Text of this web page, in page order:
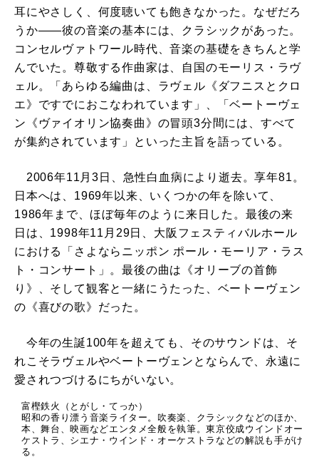
耳にやさしく、何度聴いても飽きなかった。なぜだろ
うか――彼の音楽の基本には、クラシックがあった。
コンセルヴァトワール時代、音楽の基礎をきちんと学
んでいた。尊敬する作曲家は、自国のモーリス・ラヴ
ェル。「あらゆる編曲は、ラヴェル《ダフニスとクロ
エ》ですでにおこなわれています」、「ベートーヴェ
ン《ヴァイオリン協奏曲》の冒頭3分間には、すべて
が集約されています」といった主旨を語っている。
2006年11月3日、急性白血病により逝去。享年81。
日本へは、1969年以来、いくつかの年を除いて、
1986年まで、ほぼ毎年のように来日した。最後の来
日は、1998年11月29日、大阪フェスティバルホール
における「さよならニッポン ポール・モーリア・ラス
ト・コンサート」。最後の曲は《オリーブの首飾
り》、そして観客と一緒にうたった、ベートーヴェン
の《喜びの歌》だった。
今年の生誕100年を超えても、そのサウンドは、そ
れこそラヴェルやベートーヴェンとならんで、永遠に
愛されつづけるにちがいない。
富樫鉄火（とがし・てっか）
昭和の香り漂う音楽ライター。吹奏楽、クラシックなどのほか、
本、舞台、映画などエンタメ全般を執筆。東京佼成ウインドオー
ケストラ、シエナ・ウインド・オーケストラなどの解説も手がけ
る。